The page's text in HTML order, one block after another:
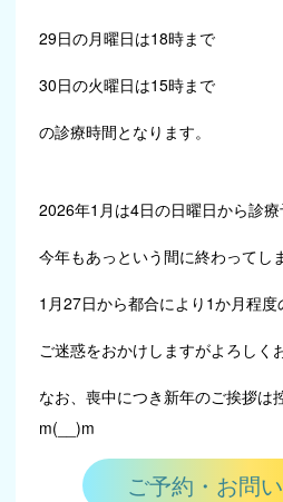
29日の月曜日は18時まで
30日の火曜日は15時まで
の診療時間となります。
2026年1月は4日の日曜日から診療
今年もあっという間に終わってし
1月27日から都合により1か月程度
ご迷惑をおかけしますがよろしく
なお、喪中につき新年のご挨拶は
m(__)m
ご予約・お問